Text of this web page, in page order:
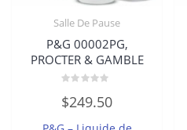
Salle De Pause
P&G 00002PG,
PROCTER & GAMBLE
0
sur
$249.50